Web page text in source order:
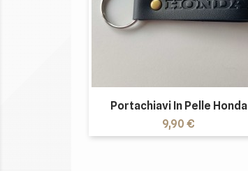
Portachiavi In Pelle Honda
Prezzo
9,90 €